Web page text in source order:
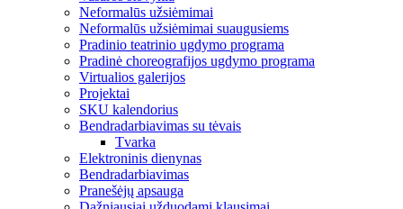
Neformalūs užsiėmimai
Neformalūs užsiėmimai suaugusiems
Pradinio teatrinio ugdymo programa
Pradinė choreografijos ugdymo programa
Virtualios galerijos
Projektai
SKU kalendorius
Bendradarbiavimas su tėvais
Tvarka
Elektroninis dienynas
Bendradarbiavimas
Pranešėjų apsauga